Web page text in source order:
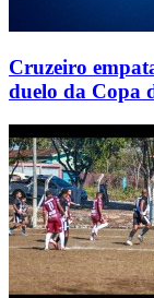
Cruzeiro
duelo da Copa